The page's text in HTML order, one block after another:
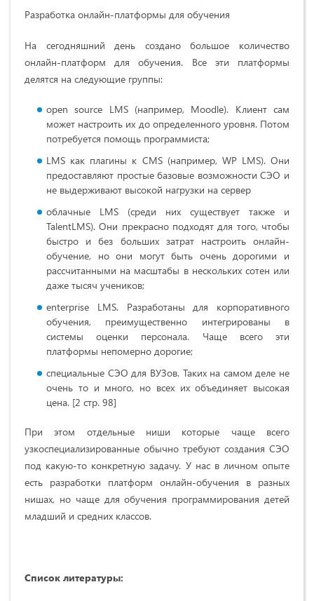
Разработка онлайн-платформы для обучения
На сегодняшний день создано большое количество
онлайн-платформ для обучения. Все эти платформы
делятся на следующие группы:
open source LMS (например, Moodle). Клиент сам
может настроить их до определенного уровня. Потом
потребуется помощь программиста;
LMS как плагины к CMS (например, WP LMS). Они
предоставляют простые базовые возможности СЭО и
не выдерживают высокой нагрузки на сервер
облачные LMS (среди них существует также и
TalentLMS). Они прекрасно подходят для того, чтобы
быстро и без больших затрат настроить онлайн-
обучение, но они могут быть очень дорогими и
рассчитанными на масштабы в нескольких сотен или
даже тысяч учеников;
еnterprise LMS. Разработаны для корпоративного
обучения, преимущественно интегрированы в
системы оценки персонала. Чаще всего эти
платформы непомерно дорогие;
специальные СЭО для ВУЗов. Таких на самом деле не
очень то и много, но всех их объединяет высокая
цена. [2 стр. 98]
При этом отдельные ниши которые чаще всего
узкоспециализированные обычно требуют создания СЭО
под какую-то конкретную задачу. У нас в личном опыте
есть разработки платформ онлайн-обучения в разных
нишах, но чаще для обучения программирования детей
младший и средних классов.
Список литературы: